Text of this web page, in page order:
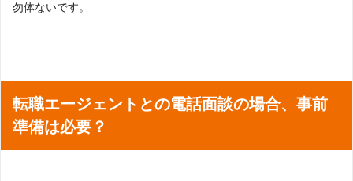
勿体ないです。
転職エージェントとの電話面談の場合、事前
準備は必要？